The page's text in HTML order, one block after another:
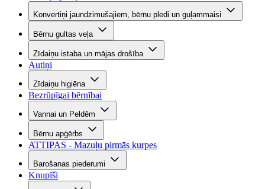
Konvertiņi jaundzimušajiem, bērnu pledi un guļammaisi
Bērnu gultas veļa
Zīdaiņu istaba un mājas drošība
Autiņi
Zīdaiņu higiēna
Bezrūpīgai bērnībai
Vannai un Peldēm
Bērnu apģērbs
ATTIPAS - Mazuļu pirmās kurpes
Barošanas piederumi
Knupīši